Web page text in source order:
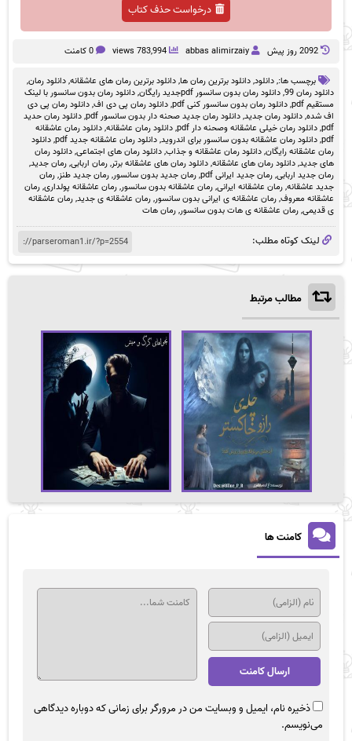
درخواست حذف کتاب
2092 روز پيش abbas alimirzaiy
783,994 views 0 کامنت
برچسب ها:,دانلود,دانلود برترین رمان ها,دانلود برترین رمان های عاشقانه,دانلود رمان,
دانلود رمان 99
,دانلود رمان بدون سانسور pdfجدید رایگان ,دانلود رمان بدون سانسور با لینک
مستقیم pdf
,دانلود رمان بدون سانسور کنی pdf ,دانلود رمان پی دی اف,دانلود رمان پی دی
اف شده,دانلود رمان جدید,دانلود رمان جدید صحنه دار بدون سانسور pdf ,دانلود رمان حدید
pdf
,دانلود رمان خیلی عاشقانه وصحنه دار pdf ,دانلود رمان عاشقانه,دانلود رمان عاشقانه
pdf
,دانلود رمان عاشقانه بدون سانسور برای اندروید,دانلود رمان عاشقانه جدید pdf ,دانلود
رمان عاشقانه رایگان,دانلود رمان عاشقانه و جذاب,دانلود رمان های اجتماعی,دانلود رمان
های جدید,دانلود رمان های عاشقانه,دانلود رمان های عاشقانه برتر,رمان اربابی,رمان جدید,
رمان جدید اربابی,رمان جدید ایرانی pdf ,رمان جدید بدون سانسور,رمان جدید طنز,رمان
جدید عاشقانه,رمان عاشقانه ایرانی,رمان عاشقانه بدون سانسور,رمان عاشقانه پولداری,رمان
عاشقانه معروف,رمان عاشقانه ی ایرانی بدون سانسور,رمان عاشقانه ی جدید,رمان عاشقانه
ی قدیمی,رمان عاشقانه ی هات بدون سانسور,رمان هات
لینک کوتاه مطلب:
مطالب مرتبط
کامنت ها
ذخیره نام، ایمیل و وبسایت من در مرورگر برای زمانی که دوباره دیدگاهی
می‌نویسم.